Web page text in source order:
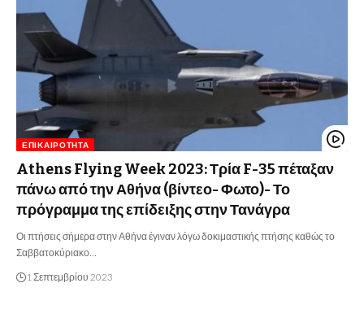
ΕΠΙΚΑΙΡΌΤΗΤΑ
Athens Flying Week 2023: Τρία F-35 πέταξαν
πάνω από την Αθήνα (βίντεο- Φωτο)- Το
πρόγραμμα της επίδειξης στην Τανάγρα
Οι πτήσεις σήμερα στην Αθήνα έγιναν λόγω δοκιμαστικής πτήσης καθώς το
Σαββατοκύριακο…
1 Σεπτεμβρίου 2023